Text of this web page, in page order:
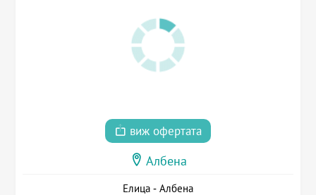
виж офертата
Албена
Елица - Албена